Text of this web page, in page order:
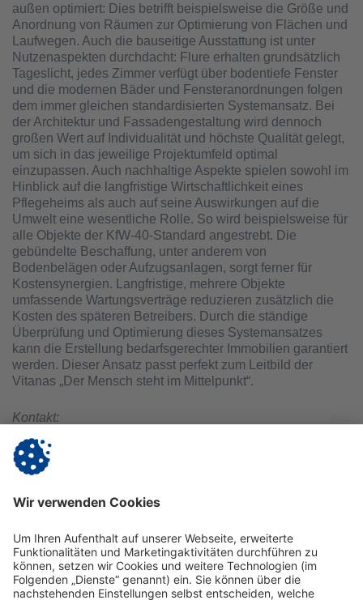
außen optimiert: Dies betrifft beispielsweise die Größe und
Anordnung von Räumen zur Optimierung von Flächen und
Laufwegen. Auch die bauseitige Ausstattung ist unter
Nutzenaspekten durchdacht: Flure erhalten grundsätzlich
Tageslicht, jedes Zimmer verfügt über bodentiefe Fenster
und die modernen Bäder und Fensteranordnungen folgen
dem immer gleichen standardisierten Systemansatz. Bei
der Architektur und Fassadengestaltung wird dennoch
großen Wert auf Individualität und höchste Qualität gelegt,
um sich in das jeweilige Projektumfeld optimal
einzupassen. Auch nachhaltige Aspekte spielen sowohl im
Hinblick auf die langfristige Wirtschaftlichkeit eines
Pflegeheims als auch auf seine Auswirkungen auf die
Umwelt eine wesentliche Rolle. So wird beispielsweise für
alle Objekte der KfW-40-Standard angestrebt. Die
gebündelte Beschaffung, unter anderem von
Bodenbelägen oder Aufzugsanlagen, sorgt ferner für
Kostensynergien. Langfristige, mehrere Objekte
umfassende Wartungsverträge reduzieren zusätzlich die
Kosten des späteren Betreibers. Durch die ständige
Überprüfung und Optimierung dieses Systemansatzes
kann die Erstellung bedarfsgerechter Immobilien garantiert
werden. Dieser Ansatz passt perfekt zum Leitbild der
Vitanas „Der Mensch steht im Mittelpunkt“.
Kontakt:
Vitanas GmbH & Co. KGaA
Aroser Allee 68 | 13407 Berlin
www.vitanas.de
Zurück